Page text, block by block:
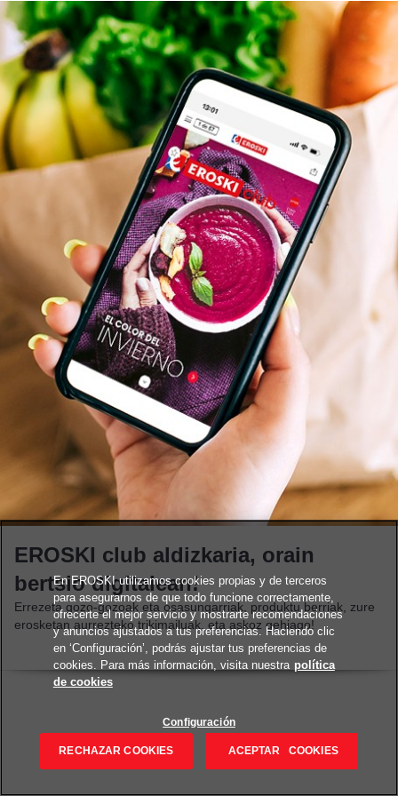
EROSKI club aldizkaria, orain
bertsio digitalean!
Errezeta gozo-gozoak eta osasungarriak, produktu berriak, zure
erosketan aurrezteko trikimailuak, eta askoz gehiago!
En EROSKI utilizamos cookies propias y de terceros
para asegurarnos de que todo funcione correctamente,
ofrecerte el mejor servicio y mostrarte recomendaciones
y anuncios ajustados a tus preferencias. Haciendo clic
en ‘Configuración’, podrás ajustar tus preferencias de
cookies. Para más información, visita nuestra política
de cookies
Configuración
RECHAZAR COOKIES ACEPTAR COOKIES